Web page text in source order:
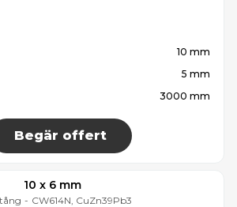
10 mm
5 mm
3000 mm
Begär offert
10 x 6 mm
- CW614N, CuZn39Pb3